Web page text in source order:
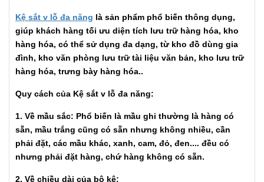
Kệ sắt v lỗ đa năng là sản phẩm phổ biến thông dụng,
giúp khách hàng tối ưu diện tích lưu trữ hàng hóa, kho
hàng hóa, có thể sử dụng đa dạng, từ kho đồ dùng gia
đình, kho văn phòng lưu trữ tài liệu văn bản, kho lưu trữ
hàng hóa, trưng bày hàng hóa..
Quy cách của Kệ sắt v lỗ đa năng:
1. Về mầu sắc: Phổ biến là mầu ghi thường là hàng có
sẵn, mầu trắng cũng có sẵn nhưng không nhiều, cần
phải đặt, các mầu khác, xanh, cam, đỏ, đen.... đều có
nhưng phải đặt hàng, chứ hàng không có sẵn.
2. Về chiều dài của bộ kệ: